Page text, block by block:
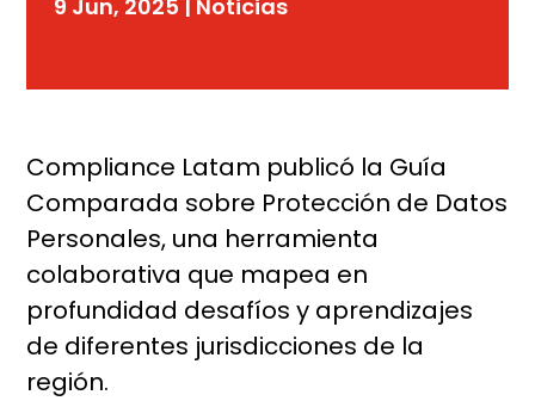
9 Jun, 2025 | Noticias
Compliance Latam publicó la Guía
Comparada sobre Protección de Datos
Personales, una herramienta
colaborativa que mapea en
profundidad desafíos y aprendizajes
de diferentes jurisdicciones de la
región.